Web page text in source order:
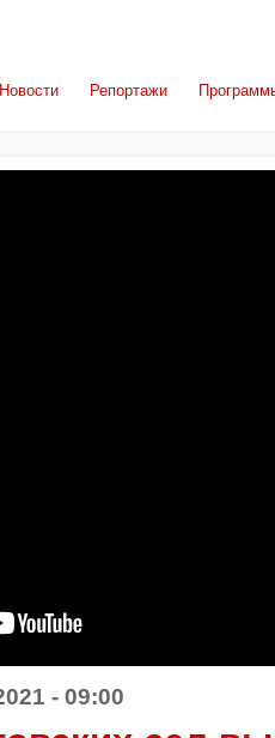
Новости Репортажи
- 09:00